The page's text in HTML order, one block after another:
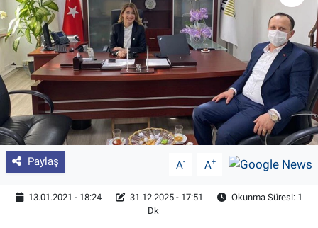
Paylaş A- A+
13.01.2021 - 18:24 31.12.2025 - 17:51
Okunma Süresi: 1
Dk
Dünyada Tarım
Üretici Birlikleri
Şeker ve Şekerli Mamüller
Tahıllar ve Baklagiller
Tohum